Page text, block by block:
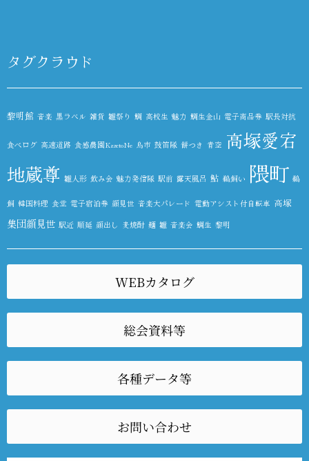
タグクラウド
黎明館 音楽 黒ラベル 雑貨 雛祭り 鯛 高校生 魅力 鯛生金山 電子商品券 駅長対抗
食べログ 高速道路 食感農園KazetoNe 鳥市 鼓笛隊 餅つき 青空 高塚愛宕
地蔵尊 雛人形 飲み会 魅力発信隊 駅前 露天風呂 鮎 鵜飼い 隈町 鵜
飼 韓国料理 食堂 電子宿泊券 顔見世 音楽大パレード 電動アシスト付自転車 高塚
集団顔見世 駅近 順延 顔出し 麦焼酎 麺 雛 音楽会 鯛生 黎明
WEBカタログ
総会資料等
各種データ等
お問い合わせ